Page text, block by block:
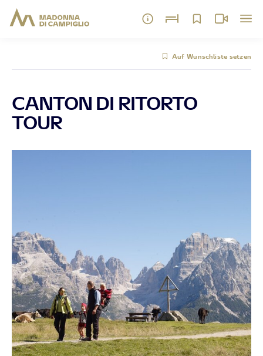
Auf Wunschliste setzen
CANTON DI RITORTO
TOUR